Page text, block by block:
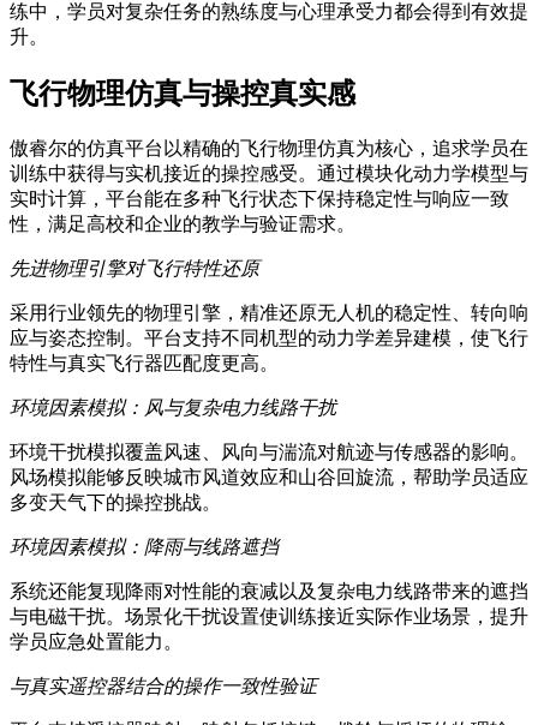
练中，学员对复杂任务的熟练度与心理承受力都会得到有效提
升。
飞行物理仿真与操控真实感
傲睿尔的仿真平台以精确的飞行物理仿真为核心，追求学员在
训练中获得与实机接近的操控感受。通过模块化动力学模型与
实时计算，平台能在多种飞行状态下保持稳定性与响应一致
性，满足高校和企业的教学与验证需求。
先进物理引擎对飞行特性还原
采用行业领先的物理引擎，精准还原无人机的稳定性、转向响
应与姿态控制。平台支持不同机型的动力学差异建模，使飞行
特性与真实飞行器匹配度更高。
环境因素模拟：风与复杂电力线路干扰
环境干扰模拟覆盖风速、风向与湍流对航迹与传感器的影响。
风场模拟能够反映城市风道效应和山谷回旋流，帮助学员适应
多变天气下的操控挑战。
环境因素模拟：降雨与线路遮挡
系统还能复现降雨对性能的衰减以及复杂电力线路带来的遮挡
与电磁干扰。场景化干扰设置使训练接近实际作业场景，提升
学员应急处置能力。
与真实遥控器结合的操作一致性验证